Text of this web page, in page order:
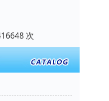
次